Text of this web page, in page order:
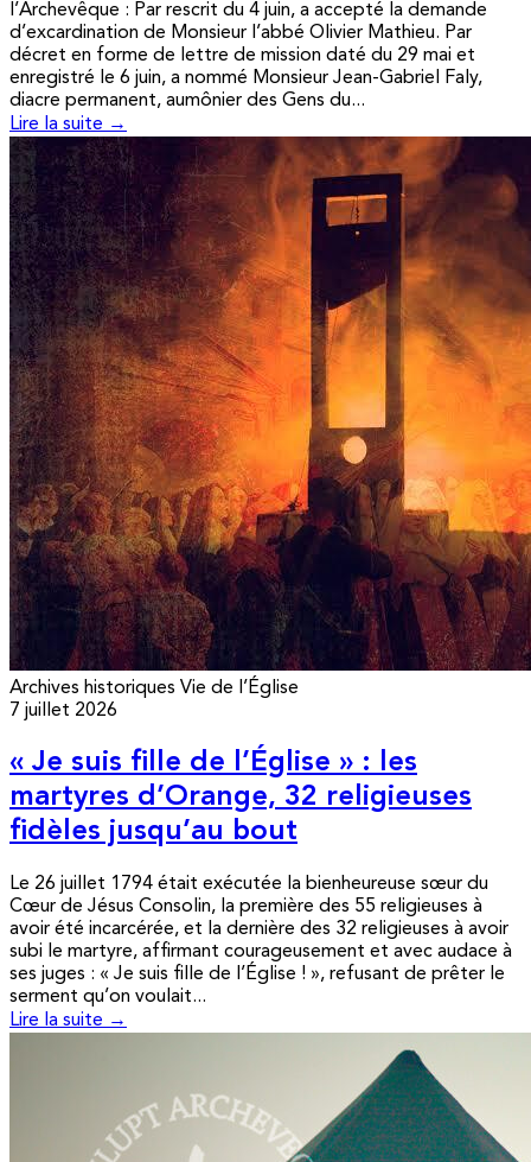
l’Archevêque : Par rescrit du 4 juin, a accepté la demande
d’excardination de Monsieur l’abbé Olivier Mathieu. Par
décret en forme de lettre de mission daté du 29 mai et
enregistré le 6 juin, a nommé Monsieur Jean-Gabriel Faly,
diacre permanent, aumônier des Gens du...
Lire la suite →
Archives historiques Vie de l’Église
7 juillet 2026
« Je suis fille de l’Église » : les
martyres d’Orange, 32 religieuses
fidèles jusqu’au bout
Le 26 juillet 1794 était exécutée la bienheureuse sœur du
Cœur de Jésus Consolin, la première des 55 religieuses à
avoir été incarcérée, et la dernière des 32 religieuses à avoir
subi le martyre, affirmant courageusement et avec audace à
ses juges : « Je suis fille de l’Église ! », refusant de prêter le
serment qu’on voulait...
Lire la suite →